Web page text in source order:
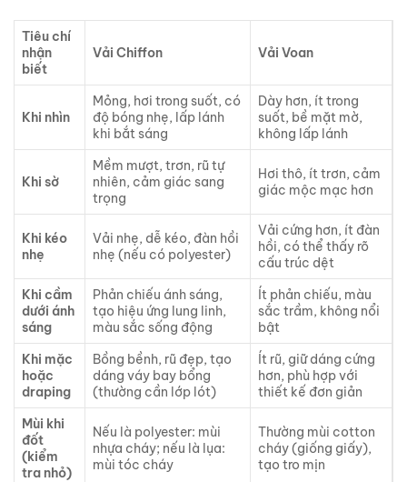
Tiêu chí
nhận
biết
Vải Chiffon Vải Voan
Khi nhìn
Mỏng, hơi trong suốt, có
độ bóng nhẹ, lấp lánh
khi bắt sáng
Dày hơn, ít trong
suốt, bề mặt mờ,
không lấp lánh
Khi sờ
Mềm mượt, trơn, rũ tự
nhiên, cảm giác sang
trọng
Hơi thô, ít trơn, cảm
giác mộc mạc hơn
Khi kéo
nhẹ
Vải nhẹ, dễ kéo, đàn hồi
nhẹ (nếu có polyester)
Vải cứng hơn, ít đàn
hồi, có thể thấy rõ
cấu trúc dệt
Khi cầm
dưới ánh
sáng
Phản chiếu ánh sáng,
tạo hiệu ứng lung linh,
màu sắc sống động
Ít phản chiếu, màu
sắc trầm, không nổi
bật
Khi mặc
hoặc
draping
Bồng bềnh, rũ đẹp, tạo
dáng váy bay bổng
(thường cần lớp lót)
Ít rũ, giữ dáng cứng
hơn, phù hợp với
thiết kế đơn giản
Mùi khi
đốt
(kiểm
tra nhỏ)
Nếu là polyester: mùi
nhựa cháy; nếu là lụa:
mùi tóc cháy
Thường mùi cotton
cháy (giống giấy),
tạo tro mịn